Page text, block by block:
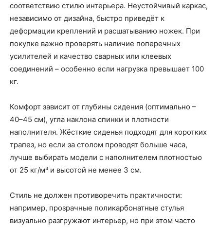
соответствию стилю интерьера. Неустойчивый каркас,
независимо от дизайна, быстро приведёт к
деформации креплений и расшатыванию ножек. При
покупке важно проверять наличие поперечных
усилителей и качество сварных или клеевых
соединений – особенно если нагрузка превышает 100
кг.
Комфорт зависит от глубины сидения (оптимально –
40–45 см), угла наклона спинки и плотности
наполнителя. Жёсткие сиденья подходят для коротких
трапез, но если за столом проводят больше часа,
лучше выбирать модели с наполнителем плотностью
от 25 кг/м³ и высотой не менее 3 см.
Стиль не должен противоречить практичности:
например, прозрачные поликарбонатные стулья
визуально разгружают интерьер, но при этом часто